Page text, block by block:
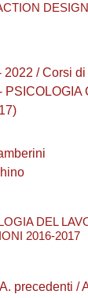
2022 / Corsi
PSICOLOGIA
DEL
2016-2017
precedenti /